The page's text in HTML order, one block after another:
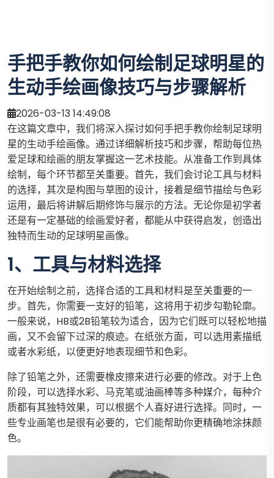
手把手教你如何绘制足球明星的
生动手绘画像技巧与步骤解析
2026-03-13 14:49:08
在这篇文章中，我们将深入探讨如何手把手教你绘制足球明
星的生动手绘画像。通过详细解析技巧和步骤，帮助每位热
爱足球和绘画的朋友掌握这一艺术技能。从准备工作到具体
绘制，每个环节都至关重要。首先，我们会讨论工具与材料
的选择，其次是构图与草图的设计，接着是细节描绘与色彩
运用，最后将讲解后期修饰与展示的方法。无论你是初学者
还是有一定基础的绘画爱好者，都能从中获得启发，创造出
独特而生动的足球明星画像。
1、工具与材料选择
在开始绘制之前，选择合适的工具和材料是至关重要的一
步。首先，你需要一支好的铅笔，这将用于初步勾勒轮廓。
一般来说，HB或2B铅笔较为适合，因为它们既可以轻松地描
画，又不会留下过深的痕迹。在纸张方面，可以选用素描纸
或者水彩纸，以便更好地表现细节和色彩。
除了铅笔之外，还需要橡皮擦来进行必要的修改。对于上色
阶段，可以选择水彩、马克笔或油画棒等多种媒介，每种介
质都有其独特效果，可以根据个人喜好进行选择。同时，一
些专业画笔也是很有必要的，它们能帮助你更精确地涂抹颜
色。